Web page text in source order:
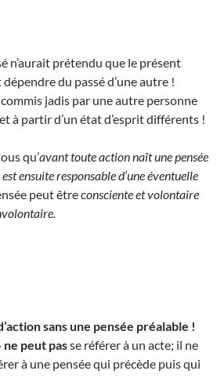
n’aurait prétendu que le présent
du passé d’une autre !
jadis par une autre personne
à partir d’un état d’esprit différents !
qu’avant toute action naît une pensée
ensuite responsable d’une éventuelle
peut êtreconsciente et volontaire
sans une pensée préalable !
ne peut passe référer à un acte; il ne
à une pensée qui précède puis qui